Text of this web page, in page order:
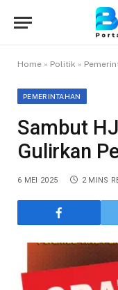
Home » Politik »
PEMERINTAHAN
Sambut
Gulirkan
6 MEI 2025 2 MINS